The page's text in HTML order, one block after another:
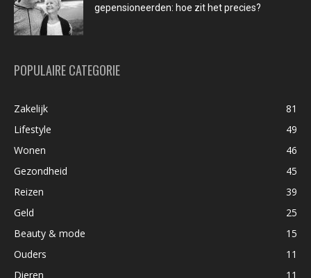
gepensioneerden: hoe zit het precies?
POPULAIRE CATEGORIE
Zakelijk
81
Lifestyle
49
Wonen
46
Gezondheid
45
Reizen
39
Geld
25
Beauty & mode
15
Ouders
11
Dieren
11